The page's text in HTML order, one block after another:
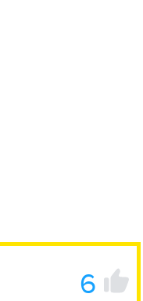
6